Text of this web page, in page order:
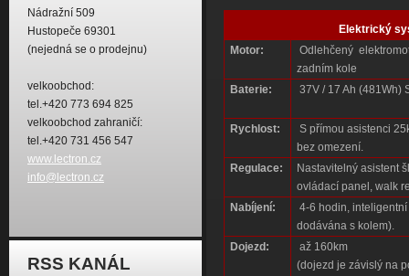
Nádražní 509
Hustopeče 69301
(nejedná se o prodejnu)
velkoobchod:
tel.+420 773 694 825
velkoobchod zahraničí:
tel.+420 731 456 547
www.lectron.cz
info@lectron.cz
RSS KANÁL
Elektrický
Motor:
Odlehčený
zadním kole
Baterie:
37V / 17 Ah (481Wh)
Rychlost:
S přímou asistenci
bez omezení.
Regulace:
Nastavitelný asistent
ovládací panel, walk
Nabíjení:
4-6 hodin,
dodávána s kolem).
Dojezd:
až 160km
(dojezd je závislý na